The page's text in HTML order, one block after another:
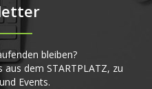
bleiben?
dem STARTPLATZ, zu
Events.